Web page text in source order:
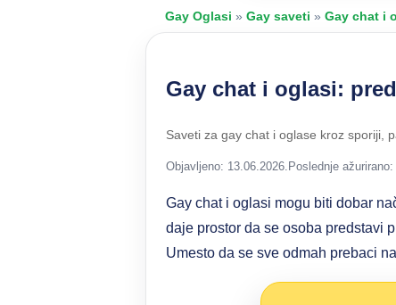
Gay Oglasi » Gay saveti » Gay chat i
Gay chat i oglasi:
Saveti za gay chat i oglase kroz sporiji,
Objavljeno: 13.06.2026. Poslednje ažurirano:
Gay chat i oglasi mogu biti dobar
daje prostor da se osoba predstavi
Umesto da se sve odmah prebaci